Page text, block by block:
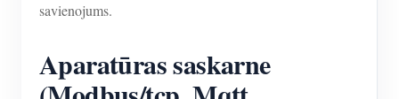
savienojums.
Aparatūras saskarne